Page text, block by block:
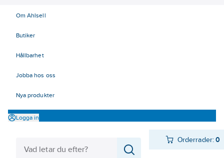
Om Ahlsell
Butiker
Hållbarhet
Jobba hos oss
Nya produkter
Logga in
Orderrader:0